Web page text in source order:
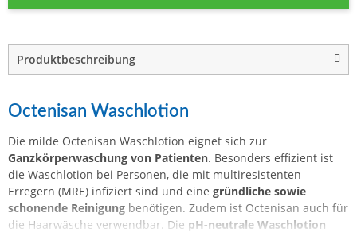
Produktbeschreibung
Octenisan Waschlotion
Die milde Octenisan Waschlotion eignet sich zur
Ganzkörperwaschung von Patienten. Besonders effizient ist
die Waschlotion bei Personen, die mit multiresistenten
Erregern (MRE) infiziert sind und eine gründliche sowie
schonende Reinigung benötigen. Zudem ist Octenisan auch für
die Haarwäsche verwendbar. Die pH-neutrale Waschlotion